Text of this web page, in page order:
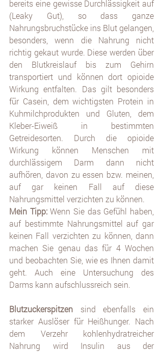
bereits eine gewisse Durchlässigkeit auf
(Leaky Gut), so dass ganze
Nahrungsbruchstücke ins Blut gelangen,
besonders, wenn die Nahrung nicht
richtig gekaut wurde. Diese werden über
den Blutkreislauf bis zum Gehirn
transportiert und können dort opioide
Wirkung entfalten. Das gilt besonders
für Casein, dem wichtigsten Protein in
Kuhmilchprodukten und Gluten, dem
Kleber-Eiweiß in bestimmten
Getreidesorten. Durch die opioide
Wirkung können Menschen mit
durchlässigem Darm dann nicht
aufhören, davon zu essen bzw. meinen,
auf gar keinen Fall auf diese
Nahrungsmittel verzichten zu können.
Mein Tipp: Wenn Sie das Gefühl haben,
auf bestimmte Nahrungsmittel auf gar
keinen Fall verzichten zu können, dann
machen Sie genau das für 4 Wochen
und beobachten Sie, wie es Ihnen damit
geht. Auch eine Untersuchung des
Darms kann aufschlussreich sein.
Blutzuckerspitzen sind ebenfalls ein
starker Auslöser für Heißhunger. Nach
dem Verzehr kohlenhydratreicher
Nahrung wird Insulin aus der